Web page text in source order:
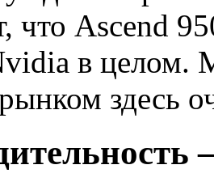
что Ascend
в целом.
здесь